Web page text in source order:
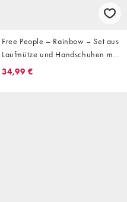
Free People – Rainbow – Set aus
Laufmütze und Handschuhen mit
buntem Muster
34,99 €